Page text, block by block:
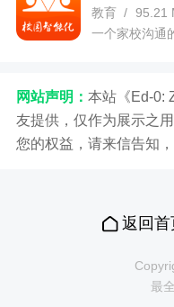
教育 / 95.21
一个家校沟通
网站声明： 本站《Ed-0:
友提供，仅作为展示之
您的权益，请来信告知
返回首
最